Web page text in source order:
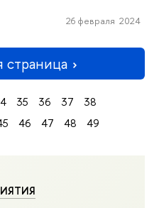
26 февраля 2024
35 36 37
38
46 47 48
49